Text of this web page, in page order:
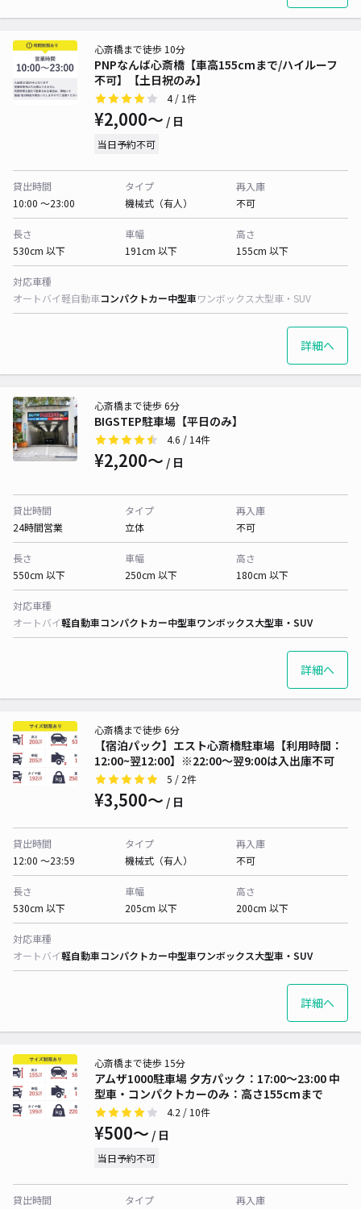
PNPなんば心斎橋【車高155cmまで/ハイルーフ
不可】【土日祝のみ】
心斎橋まで徒歩 10分
4/ 1件
¥2,000〜 / 日
当日予約不可
貸出時間
10:00 〜23:00
タイプ
機械式（有人）
再入庫
不可
長さ
530cm 以下
車幅
191cm 以下
高さ
155cm 以下
対応車種
オートバイ軽自動車コンパクトカー中型車ワンボックス大型車・SUV
詳細へ
BIGSTEP駐車場【平日のみ】
心斎橋まで徒歩 6分
4.6 / 14件
¥2,200〜 / 日
貸出時間
24時間営業
タイプ
立体
再入庫
不可
長さ
550cm 以下
車幅
250cm 以下
高さ
180cm 以下
対応車種
オートバイ軽自動車コンパクトカー中型車ワンボックス大型車・SUV
詳細へ
【宿泊パック】エスト心斎橋駐車場【利用時間：
12:00~翌12:00】※22:00～翌9:00は入出庫不可
心斎橋まで徒歩 6分
5 / 2件
¥3,500〜 / 日
貸出時間
12:00 〜23:59
タイプ
機械式（有人）
再入庫
不可
長さ
530cm 以下
車幅
205cm 以下
高さ
200cm 以下
対応車種
オートバイ軽自動車コンパクトカー中型車ワンボックス大型車・SUV
詳細へ
アムザ1000駐車場 夕方パック：17:00～23:00 中
型車・コンパクトカーのみ：高さ155cmまで
心斎橋まで徒歩 15分
4.2 / 10件
¥500〜 / 日
当日予約不可
貸出時間
タイプ
再入庫